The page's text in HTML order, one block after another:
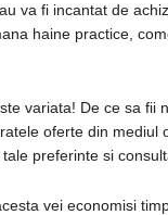
va fi incantat de
haine practice,
variata! De ce sa fii
oferte din mediul
preferinte si
vei economisi